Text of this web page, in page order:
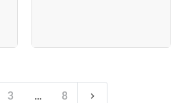
3 … 8 keyboard_arrow_right